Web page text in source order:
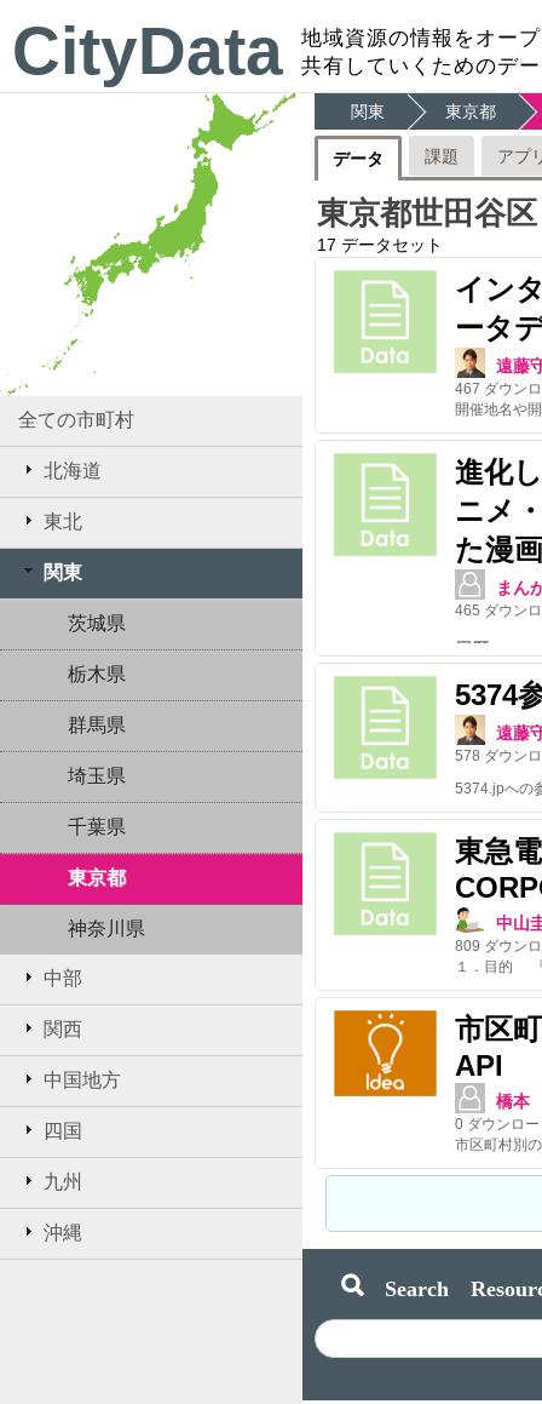
CityData
地域資源の情報をオー
共有していくためのデ
全ての市町村
北海道
東北
関東
茨城県
栃木県
群馬県
埼玉県
千葉県
東京都
神奈川県
中部
関西
中国地方
四国
九州
沖縄
関東 東京都
データ 課題 アプ
東京都世田谷区
17 データセット
イン
ータ
遠藤
467 ダウン
進化
ニメ
た漫
まん
465 ダウン
履歴
5374
遠藤
578 ダウン
東急
中山
809 ダウン
市区
API
橋本
0 ダウンロ
Search